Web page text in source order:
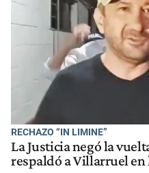
RECHAZO “IN LIMINE”
La Justicia negó la
respaldó a Villarruel en